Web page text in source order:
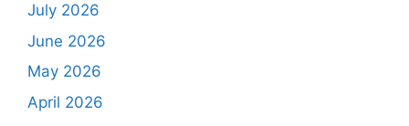
July 2026
June 2026
May 2026
April 2026